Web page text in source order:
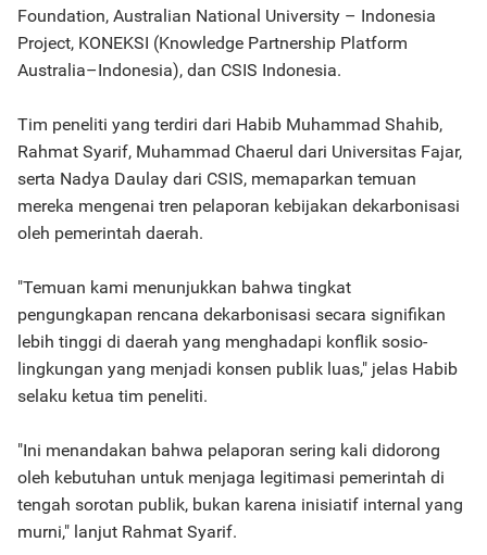
Foundation, Australian National University – Indonesia
Project, KONEKSI (Knowledge Partnership Platform
Australia–Indonesia), dan CSIS Indonesia.
Tim peneliti yang terdiri dari Habib Muhammad Shahib,
Rahmat Syarif, Muhammad Chaerul dari Universitas Fajar,
serta Nadya Daulay dari CSIS, memaparkan temuan
mereka mengenai tren pelaporan kebijakan dekarbonisasi
oleh pemerintah daerah.
"Temuan kami menunjukkan bahwa tingkat
pengungkapan rencana dekarbonisasi secara signifikan
lebih tinggi di daerah yang menghadapi konflik sosio-
lingkungan yang menjadi konsen publik luas," jelas Habib
selaku ketua tim peneliti.
"Ini menandakan bahwa pelaporan sering kali didorong
oleh kebutuhan untuk menjaga legitimasi pemerintah di
tengah sorotan publik, bukan karena inisiatif internal yang
murni," lanjut Rahmat Syarif.